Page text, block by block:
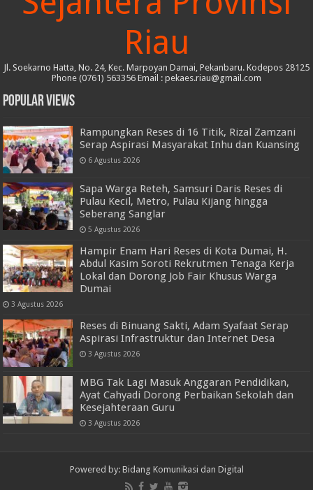
Riau
Jl. Soekarno Hatta, No. 24, Kec. Marpoyan Damai, Pekanbaru. Kodepos 28125
Phone (0761) 563356 Email : pekaes.riau@gmail.com
Popular Views
Rampungkan Reses di 16 Titik, Rizal Zamzani
Serap Aspirasi Masyarakat Inhu dan Kuansing
6 Agustus 2026
Sapa Warga Reteh, Samsuri Daris Reses di
Pulau Kecil, Metro, Pulau Kijang hingga
Seberang Sanglar
5 Agustus 2026
Hampir Enam Hari Reses di Kota Dumai, H.
Abdul Kasim Soroti Rekrutmen Tenaga Kerja
Lokal dan Dorong Job Fair Khusus Warga
Dumai
3 Agustus 2026
Reses di Binuang Sakti, Adam Syafaat Serap
Aspirasi Infrastruktur dan Internet Desa
3 Agustus 2026
MBG Tak Lagi Masuk Anggaran Pendidikan,
Ayat Cahyadi Dorong Perbaikan Sekolah dan
Kesejahteraan Guru
3 Agustus 2026
Powered by: Bidang Komunikasi dan Digital